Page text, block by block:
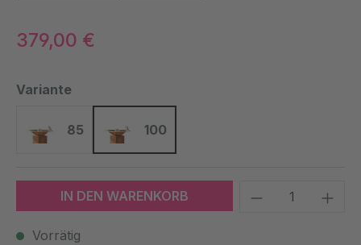
379,00 €
Variante
85 100
100
IN DEN WARENKORB Produkt
Vorrätig